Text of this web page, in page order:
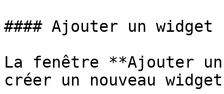
#### Ajouter un widget
La fenêtre **Ajouter
créer un nouveau